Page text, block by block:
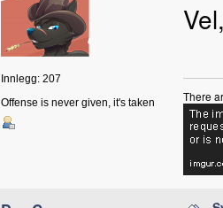
Innlegg: 207
Offense is never given, it's taken
There